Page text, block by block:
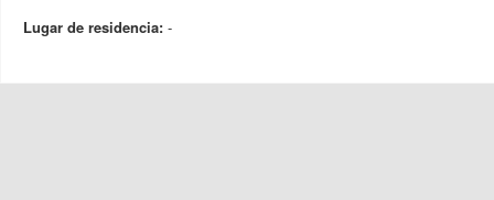
Lugar de residencia: -